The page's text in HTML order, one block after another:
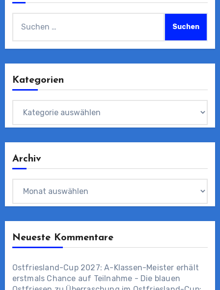
Kategorien
Archiv
Neueste Kommentare
Ostfriesland-Cup 2027: A-Klassen-Meister erhält
erstmals Chance auf Teilnahme - Die blauen